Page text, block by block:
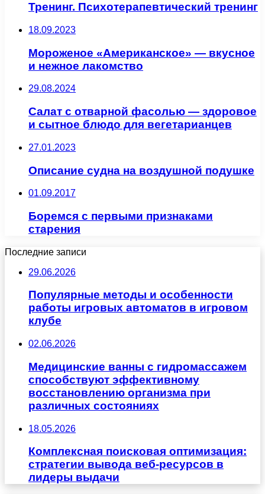
Тренинг. Психотерапевтический тренинг
18.09.2023
Мороженое «Американское» — вкусное
и нежное лакомство
29.08.2024
Салат с отварной фасолью — здоровое
и сытное блюдо для вегетарианцев
27.01.2023
Описание судна на воздушной подушке
01.09.2017
Боремся с первыми признаками
старения
Последние записи
29.06.2026
Популярные методы и особенности
работы игровых автоматов в игровом
клубе
02.06.2026
Медицинские ванны с гидромассажем
способствуют эффективному
восстановлению организма при
различных состояниях
18.05.2026
Комплексная поисковая оптимизация:
стратегии вывода веб-ресурсов в
лидеры выдачи